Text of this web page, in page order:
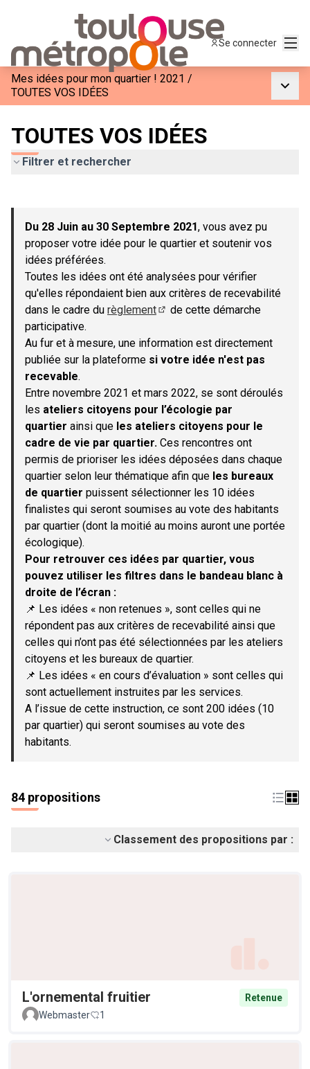
Se connecter
Mes idées pour mon quartier ! 2021 /
TOUTES VOS IDÉES
TOUTES VOS IDÉES
Filtrer et rechercher
−
Du 28 Juin au 30 Septembre 2021, vous avez pu
proposer votre idée pour le quartier et soutenir vos
idées préférées.
Toutes les idées ont été analysées pour vérifier
qu'elles répondaient bien aux critères de recevabilité
dans le cadre du règlement
de cette démarche
participative.
Au fur et à mesure, une information est directement
publiée sur la plateforme si votre idée n'est pas
recevable.
Entre novembre 2021 et mars 2022, se sont déroulés
les ateliers citoyens pour l’écologie par
quartier ainsi que les ateliers citoyens pour le
cadre de vie par quartier. Ces rencontres ont
permis de prioriser les idées déposées dans chaque
quartier selon leur thématique afin que les bureaux
de quartier puissent sélectionner les 10 idées
finalistes qui seront soumises au vote des habitants
par quartier (dont la moitié au moins auront une portée
écologique).
Pour retrouver ces idées par quartier, vous
pouvez utiliser les filtres dans le bandeau blanc à
droite de l’écran :
📌 Les idées « non retenues », sont celles qui ne
répondent pas aux critères de recevabilité ainsi que
celles qui n’ont pas été sélectionnées par les ateliers
citoyens et les bureaux de quartier.
📌 Les idées « en cours d’évaluation » sont celles qui
sont actuellement instruites par les services.
A l’issue de cette instruction, ce sont 200 idées (10
par quartier) qui seront soumises au vote des
habitants.
84 propositions
Classement des propositions par :
L'ornemental fruitier
Retenue
Webmaster
1